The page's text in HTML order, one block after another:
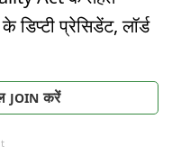
डिप्टी प्रेसिडेंट, लॉर्ड
JOIN करें